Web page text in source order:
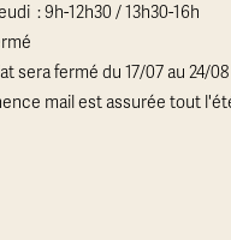
: 9h-12h30 / 13h30-16h
sera fermé du 17/07 au 24/
mail est assurée tout